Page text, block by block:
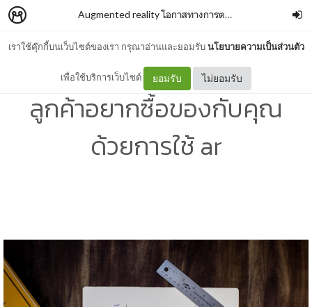
เราใช้คุ๊กกี้บนเว็บไซต์ของเรา กรุณาอ่านและยอมรับนโยบายความเป็นส่วนตัว
เพื่อใช้บริการเว็บไซต์ ยอมรับ ไม่ยอมรับ
Augmented reality โอกาสทางการตลาดของธุรกิจออนไลน์ช่วง covid-19
เหตุผลทางจิตวิทยาที่ทำให้
ลูกค้าอยากซื้อของกับคุณ
ด้วยการใช้ ar